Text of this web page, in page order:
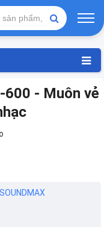
600 - Muôn vẻ
SOUNDMAX